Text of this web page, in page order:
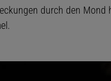
durch den Mond